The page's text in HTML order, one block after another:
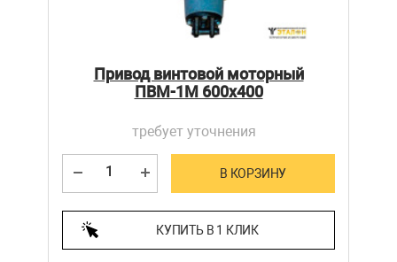
Привод винтовой моторный
ПВМ-1М 600х400
требует уточнения
В КОРЗИНУ
КУПИТЬ В 1 КЛИК